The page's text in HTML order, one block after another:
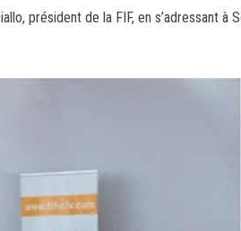
président de la FIF, en s’adressant à